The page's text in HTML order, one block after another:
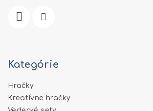
Kategórie
Hračky
Kreatívne hračky